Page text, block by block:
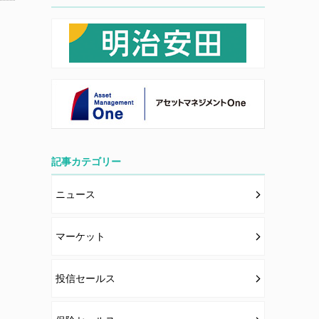
記事カテゴリー
ニュース
マーケット
投信セールス